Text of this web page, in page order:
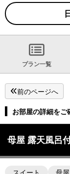
プラン一覧
前のページへ
お部屋の詳細をご
母屋 露天風呂